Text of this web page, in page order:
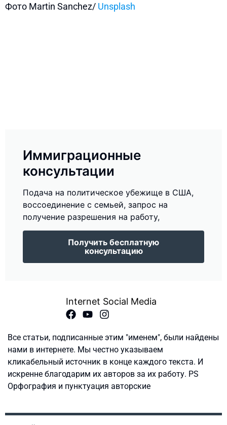
Фото Martin Sanchez/ Unsplash
Иммиграционные
консультации
Подача на политическое убежище в США,
воссоединение с семьей, запрос на
получение разрешения на работу,
Получить бесплатную
консультацию
Internet Social Media
Все статьи, подписанные этим "именем", были найдены
нами в интернете. Мы честно указываем
кликабельный источник в конце каждого текста. И
искренне благодарим их авторов за их работу. PS
Орфография и пунктуация авторские